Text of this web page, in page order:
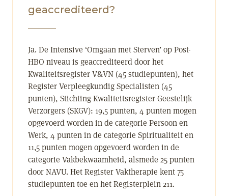
geaccrediteerd?
Ja. De Intensive ‘Omgaan met Sterven’ op Post-
HBO niveau is geaccrediteerd door het
Kwaliteitsregister V&VN (45 studiepunten), het
Register Verpleegkundig Specialisten (45
punten), Stichting Kwaliteitsregister Geestelijk
Verzorgers (SKGV): 19,5 punten, 4 punten mogen
opgevoerd worden in de categorie Persoon en
Werk, 4 punten in de categorie Spiritualiteit en
11,5 punten mogen opgevoerd worden in de
categorie Vakbekwaamheid, alsmede 25 punten
door NAVU. Het Register Vaktherapie kent 75
studiepunten toe en het Registerplein 211.